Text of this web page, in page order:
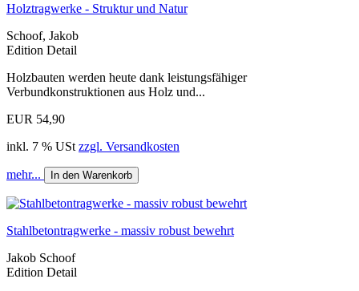
Holztragwerke - Struktur und Natur
Schoof, Jakob
Edition Detail
Holzbauten werden heute dank leistungsfähiger
Verbundkonstruktionen aus Holz und...
EUR 54,90
inkl. 7 % USt zzgl. Versandkosten
mehr... In den Warenkorb
Stahlbetontragwerke - massiv robust bewehrt
Jakob Schoof
Edition Detail